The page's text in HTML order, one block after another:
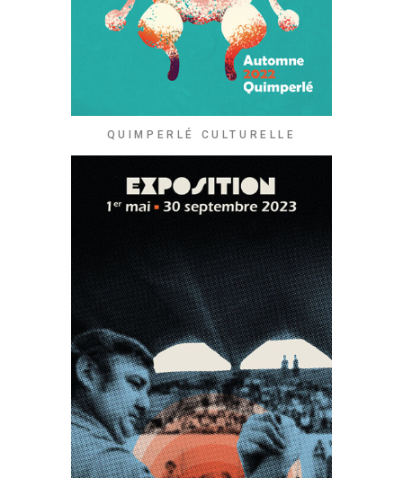
QUIMPERLÉ CULTURELLE